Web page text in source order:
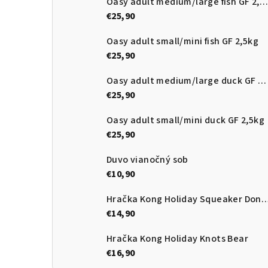
€25,90
Oasy adult small/mini fish GF 2,5kg
€25,90
Oasy adult medium/large duck GF 2,5kg
€25,90
Oasy adult small/mini duck GF 2,5kg
€25,90
Duvo vianočný sob
€10,90
Hračka Kong
€14,90
Hračka Kong Holiday Knots Bear
€16,90